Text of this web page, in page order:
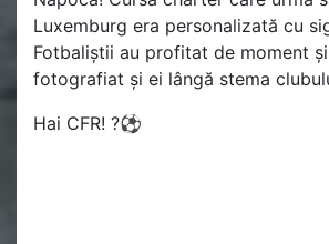
Luxemburg era personalizată cu
Fotbaliștii au profitat de moment
fotografiat și ei lângă stema
Hai CFR! ?⚽️